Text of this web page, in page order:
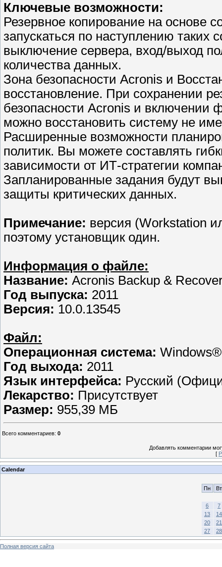
Ключевые возможности:
Резервное копирование на основе
запускаться по наступлению таких
выключение сервера, вход/выход
количества данных.
Зона безопасности Acronis и
восстановление. При сохранении
безопасности Acronis и включении
можно восстановить систему не
Расширенные возможности
политик. Вы можете составлять
зависимости от ИТ-стратегии
Запланированные задания будут
защиты критических данных.
Примечание: версия (Workstation
поэтому установщик один.
Информация о файле:
Название: Acronis Backup &
Год выпуска: 2011
Версия: 10.0.13545
Файл:
Операционная система:
Год выхода: 2011
Язык интерфейса: Русский
Лекарство: Присутствует
Размер: 955,39 МБ
Всего комментариев: 0
Добавлять комментарии
[
Calendar
Пн Вт
6
7
13
14
20
21
27
28
Полная версия сайта